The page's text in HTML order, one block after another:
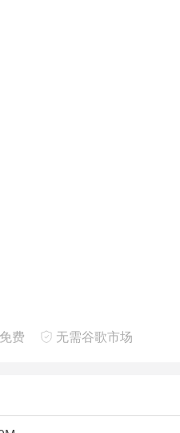
，让你真实体验末日来临丧尸
免费 无需谷歌市场